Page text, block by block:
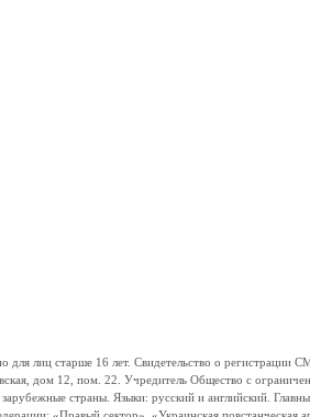
лиц старше 16 лет. Свидетельство о
дом 12, пом. 22. Учредитель Общество с
страны. Языки: русский и английский.